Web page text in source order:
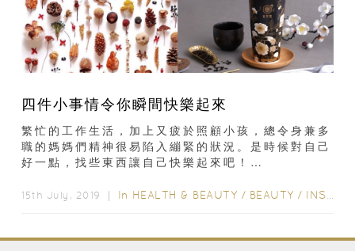
四件小事情令你瞬間快樂起來
繁忙的工作生活，加上又疲於照顧小孩，總令身兼多
職的媽媽們精神很易陷入繃緊的狀況。是時候對自己
好一點，找些東西讓自己快樂起來吧！
15th July, 2019 ｜ In HEALTH & BEAUTY / BEAUTY / INSPIRATION & LIFESTYLE